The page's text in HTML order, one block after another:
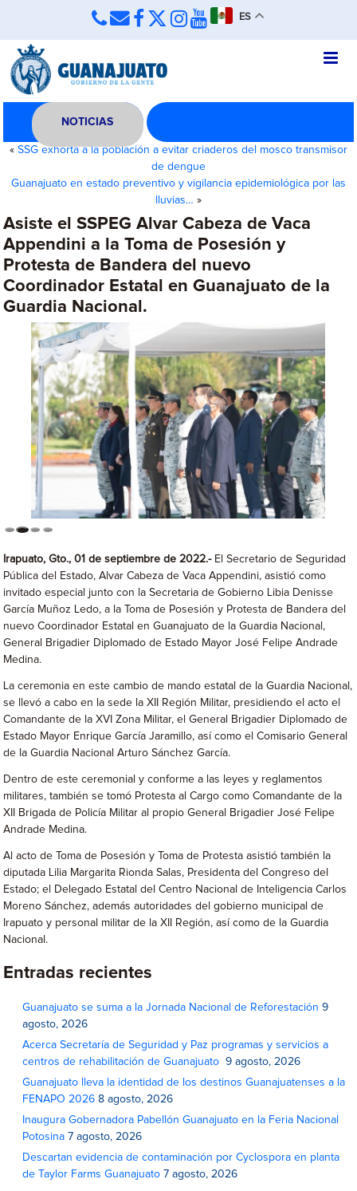
ES
NOTICIAS
« SSG exhorta a la población a evitar criaderos del mosco transmisor
de dengue
Guanajuato en estado preventivo y vigilancia epidemiológica por las
lluvias… »
Asiste el SSPEG Alvar Cabeza de Vaca
Appendini a la Toma de Posesión y
Protesta de Bandera del nuevo
Coordinador Estatal en Guanajuato de la
Guardia Nacional.
Irapuato, Gto., 01 de septiembre de 2022.-El Secretario de Seguridad
Pública del Estado, Alvar Cabeza de Vaca Appendini, asistió como
invitado especial junto con la Secretaria de Gobierno Libia Denisse
García Muñoz Ledo, a la Toma de Posesión y Protesta de Bandera del
nuevo Coordinador Estatal en Guanajuato de la Guardia Nacional,
General Brigadier Diplomado de Estado Mayor José Felipe Andrade
Medina.
La ceremonia en este cambio de mando estatal de la Guardia Nacional,
se llevó a cabo en la sede la XII Región Militar, presidiendo el acto el
Comandante de la XVI Zona Militar, el General Brigadier Diplomado de
Estado Mayor Enrique García Jaramillo, así como el Comisario General
de la Guardia Nacional Arturo Sánchez García.
Dentro de este ceremonial y conforme a las leyes y reglamentos
militares, también se tomó Protesta al Cargo como Comandante de la
XII Brigada de Policía Militar al propio General Brigadier José Felipe
Andrade Medina.
Al acto de Toma de Posesión y Toma de Protesta asistió también la
diputada Lilia Margarita Rionda Salas, Presidenta del Congreso del
Estado; el Delegado Estatal del Centro Nacional de Inteligencia Carlos
Moreno Sánchez, además autoridades del gobierno municipal de
Irapuato y personal militar de la XII Región, así como de la Guardia
Nacional.
Entradas recientes
Guanajuato se suma a la Jornada Nacional de Reforestación 9
agosto, 2026
Acerca Secretaría de Seguridad y Paz programas y servicios a
centros de rehabilitación de Guanajuato
9 agosto, 2026
Guanajuato lleva la identidad de los destinos Guanajuatenses a la
FENAPO 2026 8 agosto, 2026
Inaugura Gobernadora Pabellón Guanajuato en la Feria Nacional
Potosina 7 agosto, 2026
Descartan evidencia de contaminación por Cyclospora en planta
de Taylor Farms Guanajuato 7 agosto, 2026